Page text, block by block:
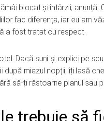
blocat și întârzii,
fac diferența, iar eu am
a fost tratat cu respect.
Dacă suni și explici pe
miezul nopții, îți lasă
să-ți răstoarne planul sau
trebuie să